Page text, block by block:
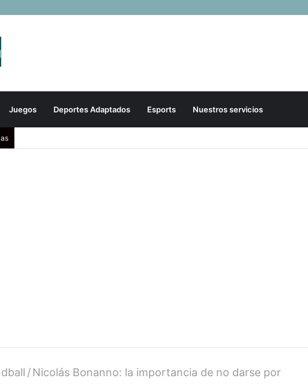
Juegos Deportes Adaptados Esports Nuestros servicios
/Nicolás Bonanno: la importancia de no darse por